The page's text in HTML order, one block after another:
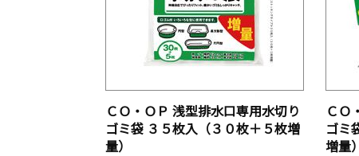
野菜
カット野菜
水煮
ＣＯ・ＯＰ 浅型排水口専用水切り
ゴミ袋 ３５枚入（３０枚＋５枚増
量）
ＣＯ
ゴミ
増量）